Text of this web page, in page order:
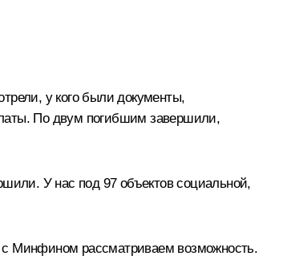
у кого были документы,
По двум погибшим завершили,
У нас под 97 объектов социальной,
Минфином рассматриваем возможность.